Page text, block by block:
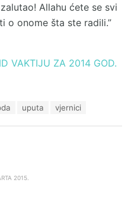
Allahu ćete se svi
o onome šta ste radili.”
VAKTIJU ZA 2014 GOD.
uputa vjernici
2015.